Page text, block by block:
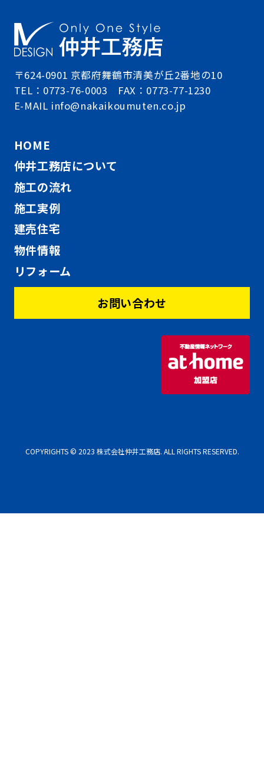
〒624-0901 京都府舞鶴市清美が丘2番地の10
TEL：0773-76-0003 FAX：0773-77-1230
E-MAIL info@nakaikoumuten.co.jp
HOME
仲井工務店について
施工の流れ
施工実例
建売住宅
物件情報
リフォーム
お問い合わせ
COPYRIGHTS © 2023 株式会社仲井工務店. ALL RIGHTS RESERVED.